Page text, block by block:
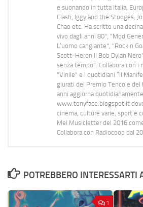
e suonando in tutta Italia,
Clash, Iggy and the Stooges,
Chao etc. Ha scritto una
vivo dagli anni 80", "Mod
L’uomo cangiante", "Rock n
Scott-Heron Il Bob Dylan
senza tempo". Collabora con i
"Vinile" e i quotidiani “Il
giurati del Premio Tenco e del
anni aggiorna
www.tonyface.blogspot.it
cinema, culture varie, sport e
Mei Musicletter del 2016
Collabora con Radiocoop dal
POTREBBERO INTERESSARTI
1